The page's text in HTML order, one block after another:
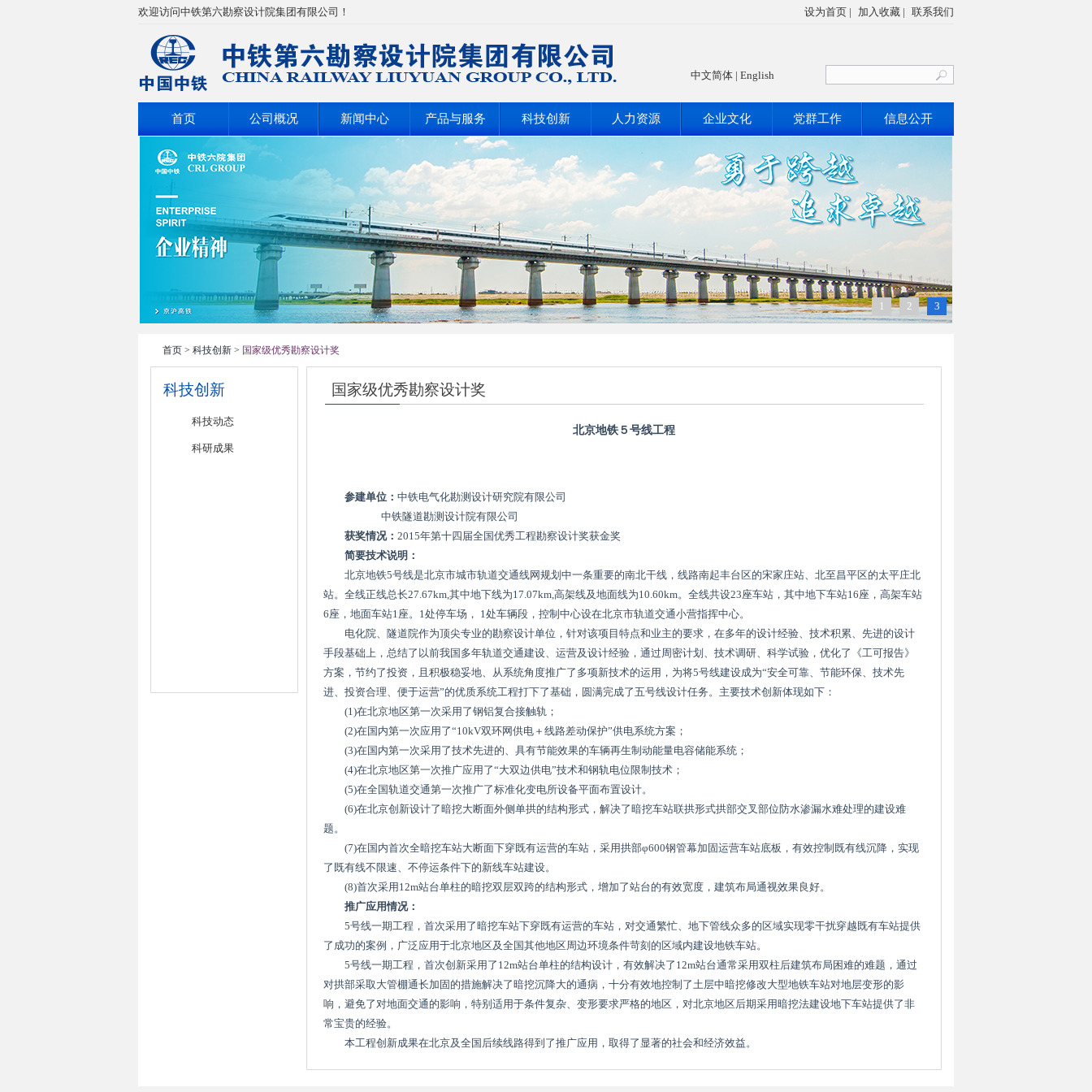
欢迎访问中铁第六勘察设计院集团有限公司！ 设为首页 | 加入收藏 | 联系我们
中文简体 | English
首页 公司概况 新闻中心 产品与服务 科技创新 人力资源 企业文化 党群工作 信息公开
1 2 3
首页 > 科技创新 > 国家级优秀勘察设计奖
科技创新
科技动态
科研成果
国家级优秀勘察设计奖
北京地铁５号线工程
参建单位： 中铁电气化勘测设计研究院有限公司
中铁隧道勘测设计院有限公司
获奖情况： 2015年第十四届全国优秀工程勘察设计奖获金奖
简要技术说明：
北京地铁5号线是北京市城市轨道交通线网规划中一条重要的南北干线，线路南起丰台区的宋家庄站、北至昌平区的太平庄北
站。全线正线总长27.67km,其中地下线为17.07km,高架线及地面线为10.60km。全线共设23座车站，其中地下车站16座，高架车站
6座，地面车站1座。 1处停车场， 1处车辆段，控制中心设在北京市轨道交通小营指挥中心。
电化院、隧道院作为顶尖专业的勘察设计单位，针对该项目特点和业主的要求，在多年的设计经验、技术积累、先进的设计
手段基础上，总结了以前我国多年轨道交通建设、运营及设计经验，通过周密计划、技术调研、科学试验，优化了《工可报告》
方案，节约了投资，且积极稳妥地、从系统角度推广了多项新技术的运用，为将5号线建设成为“安全可靠、节能环保、技术先
进、投资合理、便于运营”的优质系统工程打下了基础，圆满完成了五号线设计任务。主要技术创新体现如下：
(1)在北京地区第一次采用了钢铝复合接触轨；
(2)在国内第一次应用了“10kV双环网供电＋线路差动保护”供电系统方案；
(3)在国内第一次采用了技术先进的、具有节能效果的车辆再生制动能量电容储能系统；
(4)在北京地区第一次推广应用了“大双边供电”技术和钢轨电位限制技术；
(5)在全国轨道交通第一次推广了标准化变电所设备平面布置设计。
(6)在北京创新设计了暗挖大断面外侧单拱的结构形式，解决了暗挖车站联拱形式拱部交叉部位防水渗漏水难处理的建设难
题。
(7)在国内首次全暗挖车站大断面下穿既有运营的车站，采用拱部φ600钢管幕加固运营车站底板，有效控制既有线沉降，实现
了既有线不限速、不停运条件下的新线车站建设。
(8)首次采用 12m站台单柱的暗挖双层双跨的结构形式，增加了站台的有效宽度，建筑布局通视效果良好。
推广应用情况：
5号线一期工程，首次采用了暗挖车站下穿既有运营的车站，对交通繁忙、地下管线众多的区域实现零干扰穿越既有车站提供
了成功的案例，广泛应用于北京地区及全国其他地区周边环境条件苛刻的区域内建设地铁车站。
5号线一期工程，首次创新采用了 12m站台单柱的结构设计，有效解决了 12m站台通常采用双柱后建筑布局困难的难题，通过
对拱部采取大管棚通长加固的措施解决了暗挖沉降大的通病，十分有效地控制了土层中暗挖修改大型地铁车站对地层变形的影
响，避免了对地面交通的影响，特别适用于条件复杂、变形要求严格的地区，对北京地区后期采用暗挖法建设地下车站提供了非
常宝贵的经验。
本工程创新成果在北京及全国后续线路得到了推广应用，取得了显著的社会和经济效益。